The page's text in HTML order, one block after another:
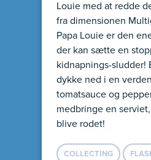
Louie med at redde
fra dimensionen
Papa Louie er den
der kan sætte en
kidnapnings-sludder!
dykke ned i en
tomatsauce og
medbringe en
blive rodet!
COLLECTING